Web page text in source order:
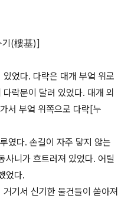
기(樓基)]
었다. 다락은 대개 부엌 위로
락문이 달려 있었다. 대개 외
서 부엌 위쪽으로 다락[누
였다. 손길이 자주 닿지 않는
사니가 흐트러져 있었다. 어릴
었다.
기서 신기한 물건들이 쏟아져